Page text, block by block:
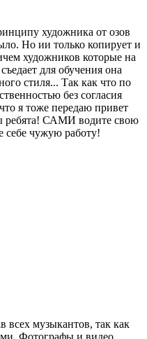
художника от озов
Но ии только копирует и
художников которые на
для обучения она
стиля... Так как что по
без согласия
я тоже передаю привет
ребята! САМИ водите свою
себе чужую работу!
всех музыкантов, так как